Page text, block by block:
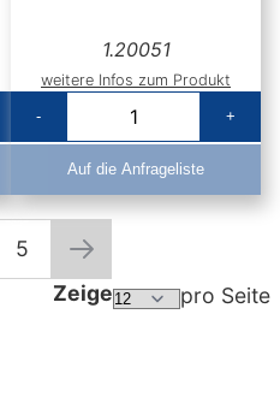
1.20051
weitere Infos zum Produkt
-
+
Auf die Anfrageliste
Seite
5 Seite
Weiter
Zeige
pro Seite